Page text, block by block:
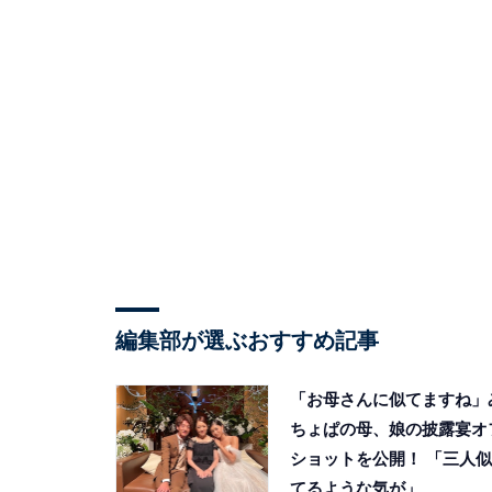
編集部が選ぶおすすめ記事
「お母さんに似てますね」
ちょぱの母、娘の披露宴オ
ショットを公開！ 「三人似
てるような気が」